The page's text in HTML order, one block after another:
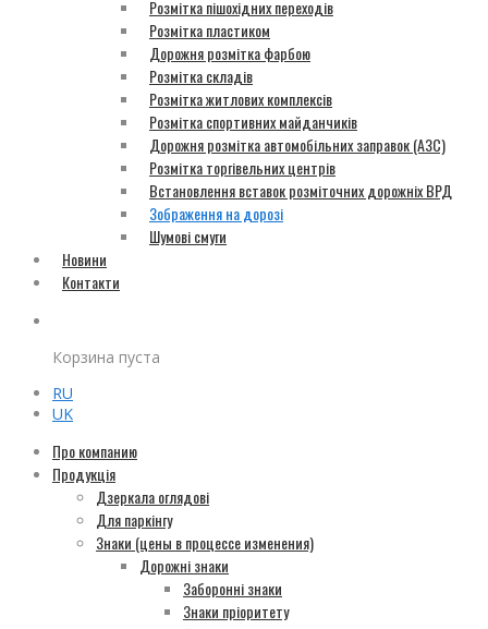
Розмітка пішохідних переходів
Розмітка пластиком
Дорожня розмітка фарбою
Розмітка складів
Розмітка житлових комплексів
Розмітка спортивних майданчиків
Дорожня розмітка автомобільних заправок (АЗС)
Розмітка торгівельних центрів
Встановлення вставок розміточних дорожніх ВРД
Зображення на дорозі
Шумові смуги
Новини
Контакти
Корзина пуста
RU
UK
Про компанию
Продукція
Дзеркала оглядові
Для паркінгу
Знаки (цены в процессе изменения)
Дорожні знаки
Заборонні знаки
Знаки пріоритету